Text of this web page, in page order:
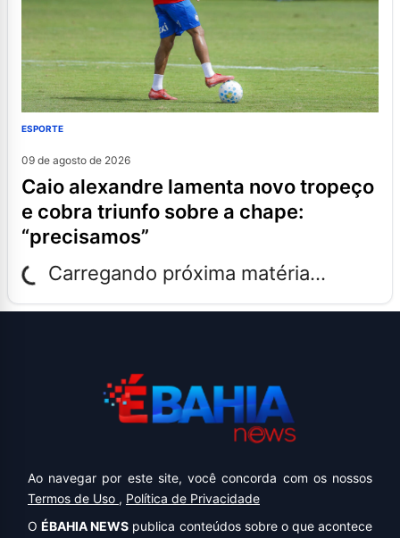
ESPORTE
09 de agosto de 2026
caio alexandre lamenta novo tropeço
e cobra triunfo sobre a chape:
“precisamos”
Carregando próxima matéria...
Ao navegar por este site, você concorda com os nossos
Termos de Uso , Política de Privacidade
OÉBAHIA NEWS publica conteúdos sobre o que acontece